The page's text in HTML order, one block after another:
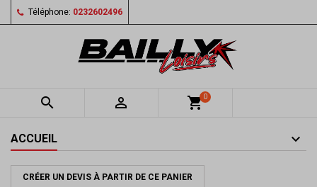
Téléphone: 0232602496
  shopping_cart0
ACCUEIL
CRÉER UN DEVIS À PARTIR DE CE PANIER